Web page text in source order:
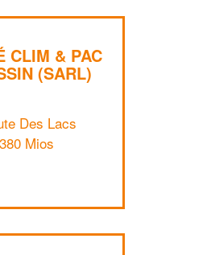
CLIM & PAC
(SARL)
Des Lacs
Mios
êtes un
?
tout en gagnant de
clients!